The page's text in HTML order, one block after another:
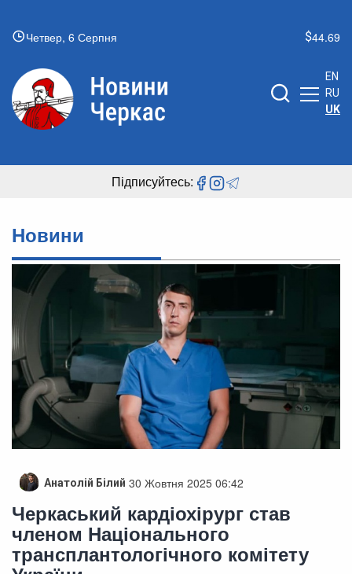
Четвер, 6 Серпня 44.69
EN
RU
UK
Підписуйтесь:
Новини
Анатолій Білий 30 Жовтня 2025 06:42
Черкаський кардіохірург став
членом Національного
трансплантологічного комітету